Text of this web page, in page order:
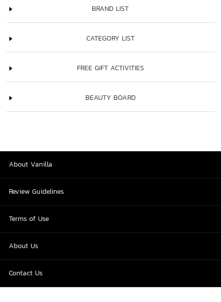
BRAND LIST
CATEGORY LIST
FREE GIFT ACTIVITIES
BEAUTY BOARD
About Vanilla
Review Guidelines
Terms of Use
About Us
Contact Us